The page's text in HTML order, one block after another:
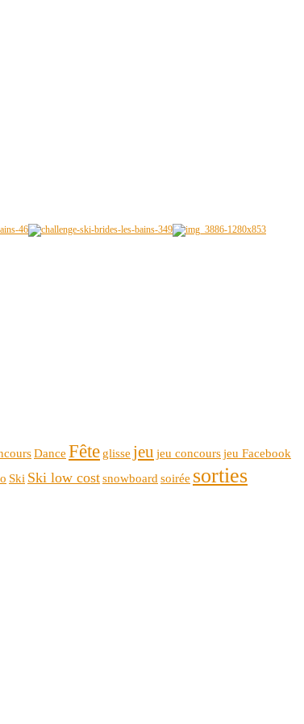
Dance Fête glisse jeu jeu concoursjeu Facebook
Ski Ski low costsnowboard soirée sorties